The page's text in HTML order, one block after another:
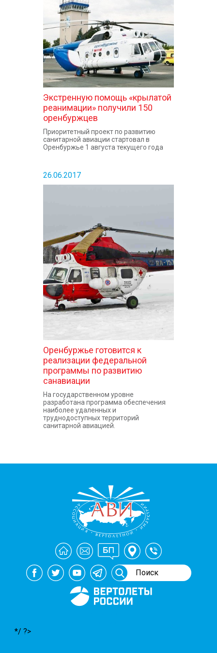
КОНТАКТЫ
Экстренную помощь «крылатой
реанимации» получили 150
оренбуржцев
Приоритетный проект по развитию
санитарной авиации стартовал в
Оренбуржье 1 августа текущего года
26.06.2017
Оренбуржье готовится к
реализации федеральной
программы по развитию
санавиации
На государственном уровне
разработана программа обеспечения
наиболее удаленных и
труднодоступных территорий
санитарной авиацией.
*/ ?>